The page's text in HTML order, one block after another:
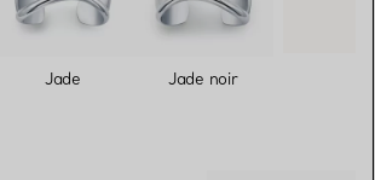
Jade Jade noir